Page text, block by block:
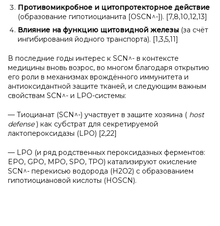
Противомикробное и цитопротекторное действие
(образование гипотиоцианита [OSCN^-]). [7,8,10,12,13]
Влияние на функцию щитовидной железы (за счёт
ингибирования йодного транспорта). [1,3,5,11]
В последние годы интерес к SCN^- в контексте
медицины вновь возрос, во многом благодаря открытию
его роли в механизмах врождённого иммунитета и
антиоксидантной защите тканей, и следующим важным
свойствам SCN^- и LPO-системы:
— Тиоцианат (SCN^-) участвует в защите хозяина ( host
defense) как субстрат для секретируемой
лактопероксидазы (LPO) [2,22]
— LPO (и ряд родственных пероксидазных ферментов:
EPO, GPO, MPO, SPO, TPO) катализируют окисление
SCN^- перекисью водорода (H2O2) с образованием
гипотиоциановой кислоты (HOSCN).